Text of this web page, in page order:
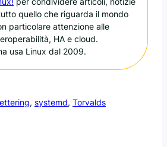
quello che riguarda il mondo
particolare attenzione alle
HA e cloud.
usa Linux dal 2009.
, systemd, Torvalds